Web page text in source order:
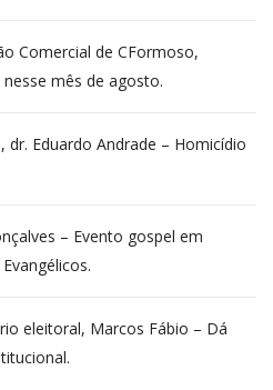
Comercial de CFormoso,
mês de agosto.
dr. Eduardo Andrade – Homicídio
– Evento gospel em
eleitoral, Marcos Fábio – Dá